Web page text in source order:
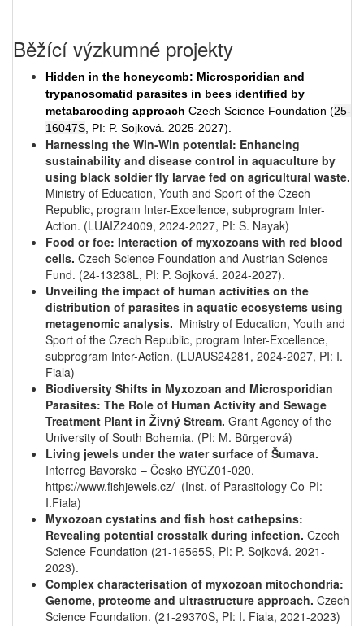
Běžící výzkumné projekty
Hidden in the honeycomb: Microsporidian and
trypanosomatid parasites in bees identified by
metabarcoding approach Czech Science Foundation (25-
16047S, PI: P. Sojková. 2025-2027).
Harnessing the Win-Win potential: Enhancing
sustainability and disease control in aquaculture by
using black soldier fly larvae fed on agricultural waste.
Ministry of Education, Youth and Sport of the Czech
Republic, program Inter-Excellence, subprogram Inter-
Action. (LUAIZ24009, 2024-2027, PI: S. Nayak)
Food or foe: Interaction of myxozoans with red blood
cells. Czech Science Foundation and Austrian Science
Fund. (24-13238L, PI: P. Sojková. 2024-2027).
Unveiling the impact of human activities on the
distribution of parasites in aquatic ecosystems using
metagenomic analysis. Ministry of Education, Youth and
Sport of the Czech Republic, program Inter-Excellence,
subprogram Inter-Action. (LUAUS24281, 2024-2027, PI: I.
Fiala)
Biodiversity Shifts in Myxozoan and Microsporidian
Parasites: The Role of Human Activity and Sewage
Treatment Plant in Živný Stream. Grant Agency of the
University of South Bohemia. (PI: M. Bürgerová)
Living jewels under the water surface of Šumava.
Interreg Bavorsko – Česko BYCZ01-020.
https://www.fishjewels.cz/​ (Inst. of Parasitology Co-PI:
I.Fiala)
Myxozoan cystatins and fish host cathepsins:
Revealing potential crosstalk during infection. Czech
Science Foundation (21-16565S, PI: P. Sojková. 2021-
2023).
Complex characterisation of myxozoan mitochondria:
Genome, proteome and ultrastructure approach. Czech
Science Foundation. (21-29370S, PI: I. Fiala, 2021-2023)